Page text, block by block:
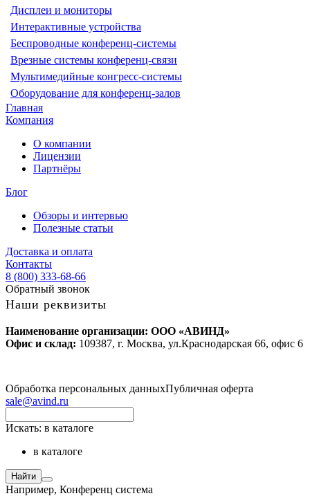
Дисплеи и мониторы
Интерактивные устройства
Беспроводные конференц-системы
Врезные системы конференц-связи
Мультимедийные конгресс-системы
Оборудование для конференц-залов
Главная
Компания
О компании
Лицензии
Партнёры
Блог
Обзоры и интервью
Полезные статьи
Доставка и оплата
Контакты
8 (800) 333-68-66
Обратный звонок
Наши реквизиты
Наименование организации: ООО «АВИНД»
Офис и склад: 109387, г. Москва, ул.Краснодарская 66, офис 6
Обработка персональных данныхПубличная оферта
sale@avind.ru
Искать: в каталоге
в каталоге
Найти
Например, Конференц система